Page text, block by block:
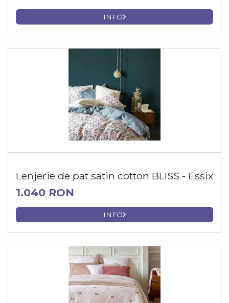
INFO
Lenjerie de pat satin cotton BLISS - Essix
1.040 RON
INFO